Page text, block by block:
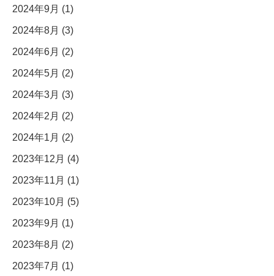
2024年9月 (1)
2024年8月 (3)
2024年6月 (2)
2024年5月 (2)
2024年3月 (3)
2024年2月 (2)
2024年1月 (2)
2023年12月 (4)
2023年11月 (1)
2023年10月 (5)
2023年9月 (1)
2023年8月 (2)
2023年7月 (1)